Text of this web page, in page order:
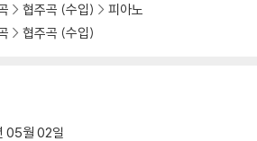
협주곡 (수입)
피아노
협주곡 (수입)
05월 02일